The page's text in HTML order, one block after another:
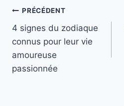
Navigation
de
l’article
PRÉCÉDENT
4 signes du zodiaque
connus pour leur vie
amoureuse
passionnée